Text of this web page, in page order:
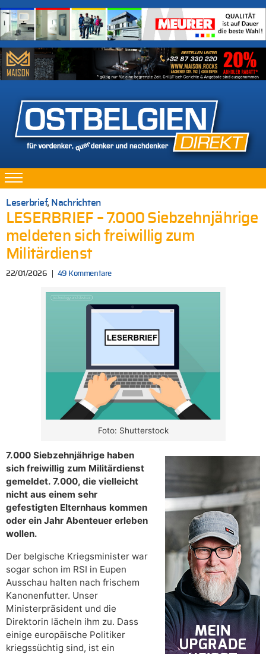
Leserbrief, Nachrichten
LESERBRIEF – 7.000 Siebzehnjährige
meldeten sich freiwillig zum
Militärdienst
22/01/2026 49 Kommentare
Foto: Shutterstock
7.000 Siebzehnjährige haben
sich freiwillig zum Militärdienst
gemeldet. 7.000, die vielleicht
nicht aus einem sehr
gefestigten Elternhaus kommen
oder ein Jahr Abenteuer erleben
wollen.
Der belgische Kriegsminister war
sogar schon im RSI in Eupen
Ausschau halten nach frischem
Kanonenfutter. Unser
Ministerpräsident und die
Direktorin lächeln ihm zu. Dass
einige europäische Politiker
kriegssüchtig sind, ist ein